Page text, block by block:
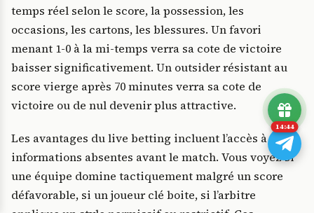
temps réel selon le score, la possession, les
occasions, les cartons, les blessures. Un favori
menant 1-0 à la mi-temps verra sa cote de victoire
baisser significativement. Un outsider résistant au
score vierge après 70 minutes verra sa cote de
victoire ou de nul devenir plus attractive.
Les avantages du live betting incluent l’accès à des
informations absentes avant le match. Vous voyez si
une équipe domine tactiquement malgré un score
défavorable, si un joueur clé boite, si l’arbitre
14:43